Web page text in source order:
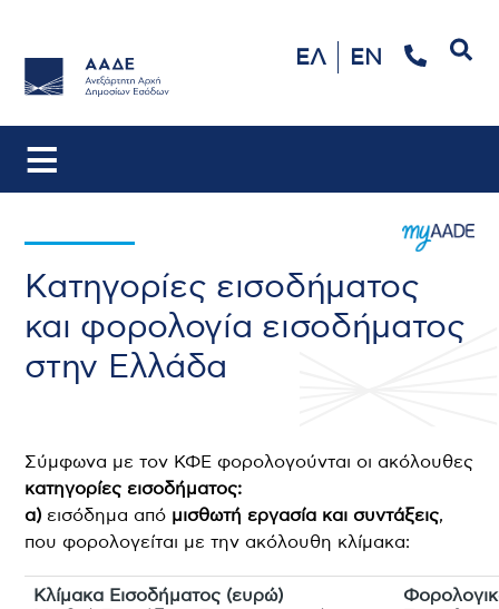
ΕΛ EN
Κατηγορίες εισοδήματος
και φορολογία εισοδήματος
στην Ελλάδα
Σύμφωνα με τον ΚΦΕ φορολογούνται οι ακόλουθες
κατηγορίες εισοδήματος:
α) εισόδημα από μισθωτή εργασία και συντάξεις,
που φορολογείται με την ακόλουθη κλίμακα:
Κλίμακα Εισοδήματος (ευρώ)